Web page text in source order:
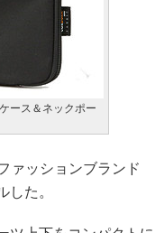
ース＆ネックポー
ァッションブランド
した。